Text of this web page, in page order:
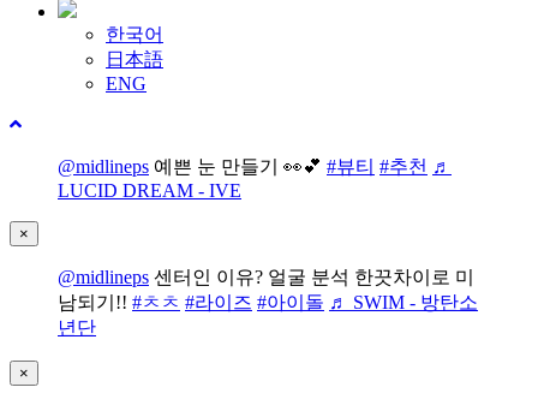
한국어
日本語
ENG
@midlineps 예쁜 눈 만들기 👀💕 #뷰티 #추천 ♬
LUCID DREAM - IVE
×
@midlineps 센터인 이유? 얼굴 분석 한끗차이로 미
남되기!! #ㅊㅊ #라이즈 #아이돌 ♬ SWIM - 방탄소
년단
×